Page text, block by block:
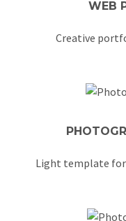
WEB
Creative